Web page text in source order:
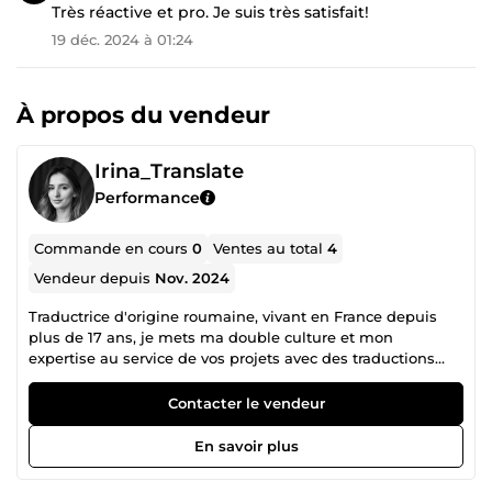
Très réactive et pro. Je suis très satisfait!
19 déc. 2024 à 01:24
À propos du vendeur
Irina_Translate
Performance
Commande en cours0 Ventes au total4
Vendeur depuis Nov. 2024
Traductrice d'origine roumaine, vivant en France depuis
plus de 17 ans, je mets ma double culture et mon
expertise au service de vos projets avec des traductions
précises et soignées entre le français et le roumain (FR-RO
Contacter le vendeur
En savoir plus